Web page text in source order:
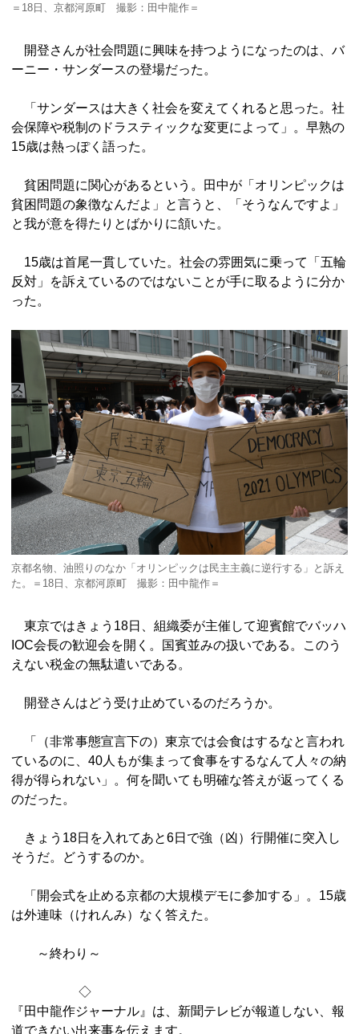
＝18日、京都河原町 撮影：田中龍作＝
開登さんが社会問題に興味を持つようになったのは、バ
ーニー・サンダースの登場だった。
「サンダースは大きく社会を変えてくれると思った。社
会保障や税制のドラスティックな変更によって」。早熟の
15歳は熱っぽく語った。
貧困問題に関心があるという。田中が「オリンピックは
貧困問題の象徴なんだよ」と言うと、「そうなんですよ」
と我が意を得たりとばかりに頷いた。
15歳は首尾一貫していた。社会の雰囲気に乗って「五輪
反対」を訴えているのではないことが手に取るように分か
った。
京都名物、油照りのなか「オリンピックは民主主義に逆行する」と訴え
た。＝18日、京都河原町 撮影：田中龍作＝
東京ではきょう18日、組織委が主催して迎賓館でバッハ
IOC会長の歓迎会を開く。国賓並みの扱いである。このう
えない税金の無駄遣いである。
開登さんはどう受け止めているのだろうか。
「（非常事態宣言下の）東京では会食はするなと言われ
ているのに、40人もが集まって食事をするなんて人々の納
得が得られない」。何を聞いても明確な答えが返ってくる
のだった。
きょう18日を入れてあと6日で強（凶）行開催に突入し
そうだ。どうするのか。
「開会式を止める京都の大規模デモに参加する」。15歳
は外連味（けれんみ）なく答えた。
～終わり～
◇
『田中龍作ジャーナル』は、新聞テレビが報道しない、報
道できない出来事を伝えます。